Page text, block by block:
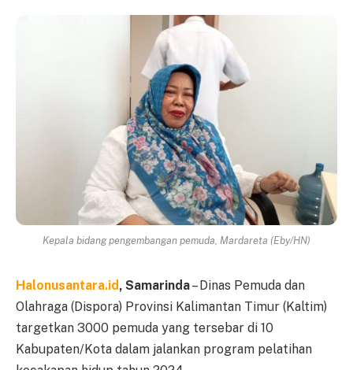
Kepala bidang pengembangan pemuda, Mardareta (Eby/HN)
Halonusantara.id, Samarinda– Dinas Pemuda dan
Olahraga (Dispora) Provinsi Kalimantan Timur (Kaltim)
targetkan 3000 pemuda yang tersebar di 10
Kabupaten/Kota dalam jalankan program pelatihan